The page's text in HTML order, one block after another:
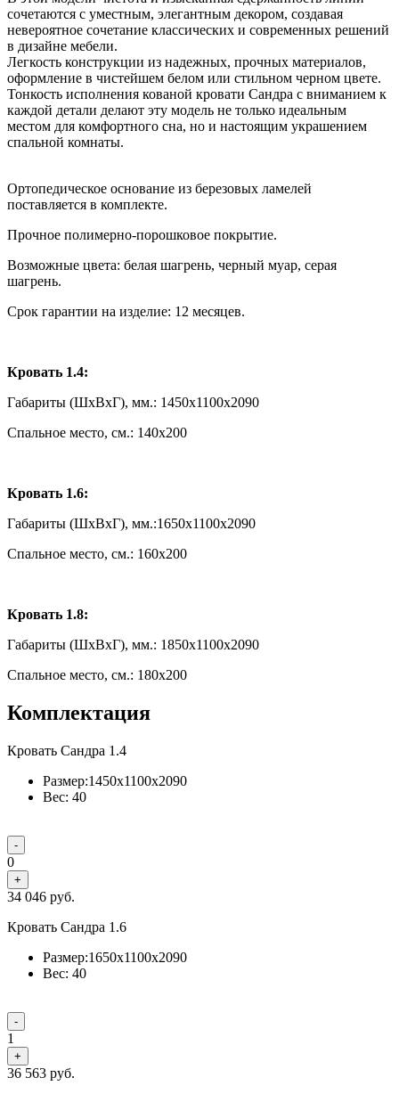
сочетаются с уместным, элегантным декором, создавая
невероятное сочетание классических и современных решений
в дизайне мебели.
Легкость конструкции из надежных, прочных материалов,
оформление в чистейшем белом или стильном черном цвете.
Тонкость исполнения кованой кровати Сандра с вниманием к
каждой детали делают эту модель не только идеальным
местом для комфортного сна, но и настоящим украшением
спальной комнаты.
Ортопедическое основание из березовых ламелей
поставляется в комплекте.
Прочное полимерно-порошковое покрытие.
Возможные цвета: белая шагрень, черный муар, серая
шагрень.
Срок гарантии на изделие: 12 месяцев.
Кровать 1.4:
Габариты (ШxВxГ), мм.: 1450x1100x2090
Спальное место, см.: 140х200
Кровать 1.6:
Габариты (ШxВxГ), мм.:1650x1100x2090
Спальное место, см.: 160х200
Кровать 1.8:
Габариты (ШxВxГ), мм.: 1850x1100x2090
Спальное место, см.: 180х200
Комплектация
Кровать Сандра 1.4
Размер:1450x1100x2090
Вес: 40
-
0
+
34 046 руб.
Кровать Сандра 1.6
Размер:1650x1100x2090
Вес: 40
-
1
+
36 563 руб.